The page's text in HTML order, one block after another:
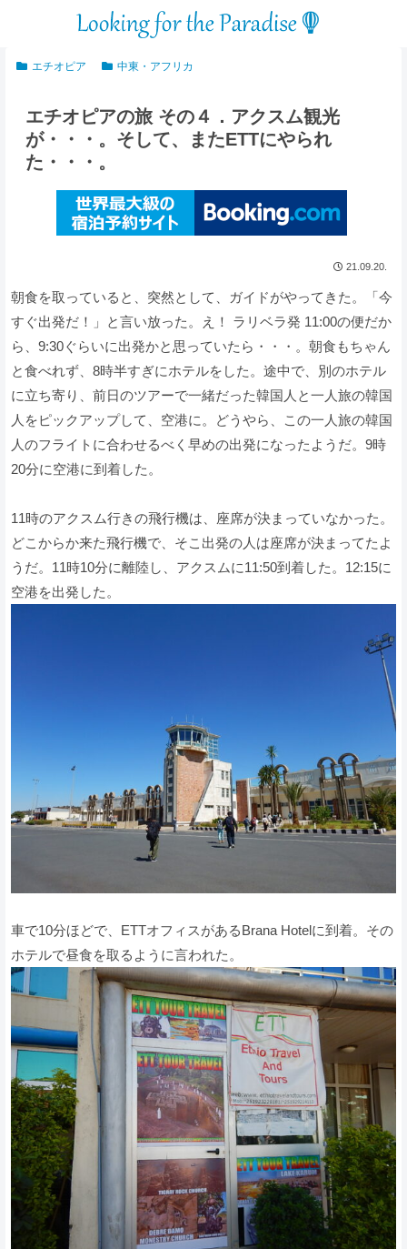
エチオピア 中東・アフリカ
エチオピアの旅 その４．アクスム観光
が・・・。そして、またETTにやられ
た・・・。
21.09.20.
朝食を取っていると、突然として、ガイドがやってきた。「今
すぐ出発だ！」と言い放った。え！ ラリベラ発 11:00の便だか
ら、9:30ぐらいに出発かと思っていたら・・・。朝食もちゃん
と食べれず、8時半すぎにホテルをした。途中で、別のホテル
に立ち寄り、前日のツアーで一緒だった韓国人と一人旅の韓国
人をピックアップして、空港に。どうやら、この一人旅の韓国
人のフライトに合わせるべく早めの出発になったようだ。9時
20分に空港に到着した。
11時のアクスム行きの飛行機は、座席が決まっていなかった。
どこからか来た飛行機で、そこ出発の人は座席が決まってたよ
うだ。11時10分に離陸し、アクスムに11:50到着した。12:15に
空港を出発した。
車で10分ほどで、ETTオフィスがあるBrana Hotelに到着。その
ホテルで昼食を取るように言われた。